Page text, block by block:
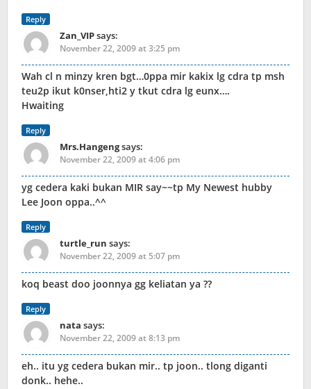
Reply
Zan_VIPsays:
November 22, 2009 at 3:25 pm
Wah cl n minzy kren bgt…0ppa mir kakix lg cdra tp msh
teu2p ikut k0nser,hti2 y tkut cdra lg eunx….
Hwaiting
Reply
Mrs.Hangengsays:
November 22, 2009 at 4:06 pm
yg cedera kaki bukan MIR say~~tp My Newest hubby
Lee Joon oppa..^^
Reply
turtle_run says:
November 22, 2009 at 5:07 pm
koq beast doo joonnya gg keliatan ya ??
Reply
nata says:
November 22, 2009 at 8:13 pm
eh.. itu yg cedera bukan mir.. tp joon.. tlong diganti
donk.. hehe..